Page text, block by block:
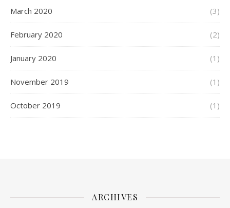
March 2020 (3)
February 2020 (2)
January 2020 (1)
November 2019 (1)
October 2019 (1)
ARCHIVES